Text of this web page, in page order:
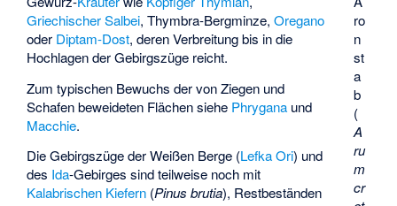
ro
n
st
a
b
(
A
ru
m
cr
Griechischer Salbei,Thymbra-Bergminze,Oregano
oder Diptam-Dost, deren Verbreitung bis in die
Hochlagen der Gebirgszüge reicht.
Zum typischen Bewuchs der von Ziegen und
Schafen beweideten Flächen siehe Phrygana und
Macchie.
Die Gebirgszüge der Weißen Berge (Lefka Ori) und
des Ida-Gebirges sind teilweise noch mit
Kalabrischen Kiefern (Pinus brutia), Restbeständen